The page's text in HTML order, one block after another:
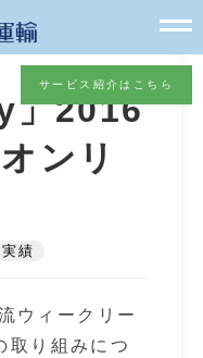
サービス紹介はこちら
」2016
ンリ
績
ウィークリー
取り組みにつ